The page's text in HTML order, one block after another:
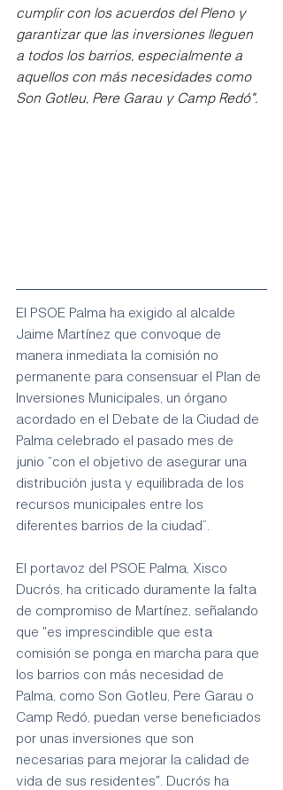
cumplir con los acuerdos del Pleno y
garantizar que las inversiones lleguen
a todos los barrios, especialmente a
aquellos con más necesidades como
Son Gotleu, Pere Garau y Camp Redó".
El PSOE Palma ha exigido al alcalde
Jaime Martínez que convoque de
manera inmediata la comisión no
permanente para consensuar el Plan de
Inversiones Municipales, un órgano
acordado en el Debate de la Ciudad de
Palma celebrado el pasado mes de
junio “con el objetivo de asegurar una
distribución justa y equilibrada de los
recursos municipales entre los
diferentes barrios de la ciudad”.
El portavoz del PSOE Palma, Xisco
Ducrós, ha criticado duramente la falta
de compromiso de Martínez, señalando
que "es imprescindible que esta
comisión se ponga en marcha para que
los barrios con más necesidad de
Palma, como Son Gotleu, Pere Garau o
Camp Redó, puedan verse beneficiados
por unas inversiones que son
necesarias para mejorar la calidad de
vida de sus residentes". Ducrós ha